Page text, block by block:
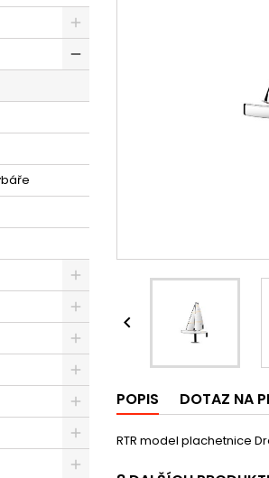

POPIS DOTAZ NA
RTR model plachetnice